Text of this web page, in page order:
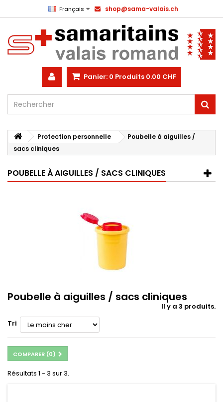
Français shop@sama-valais.ch
Panier: 0 Produits 0.00 CHF
Protection personnelle
Poubelle à aiguilles /
sacs cliniques
POUBELLE À AIGUILLES / SACS CLINIQUES
Poubelle à aiguilles / sacs cliniques
Il y a 3 produits.
Tri
COMPARER (0)
Résultats 1 - 3 sur 3.